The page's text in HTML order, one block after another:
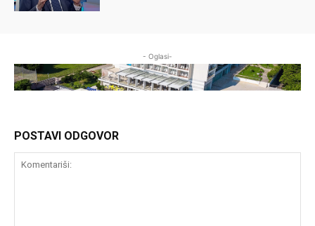
- Oglasi-
POSTAVI ODGOVOR